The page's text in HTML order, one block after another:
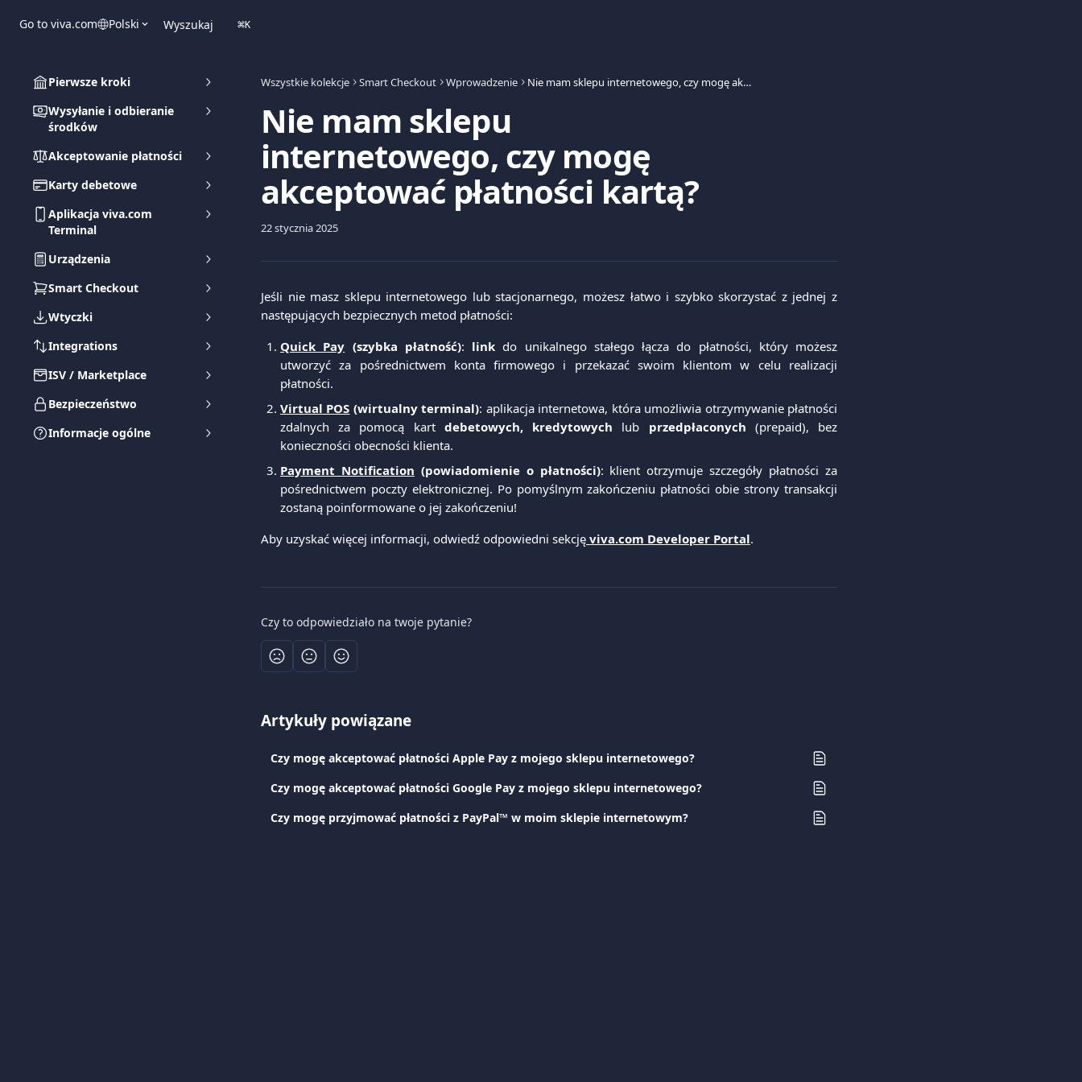
Go to viva.com Polski Wyszukaj ⌘K
Pierwsze kroki
Wysyłanie i odbieranie
środków
Akceptowanie płatności
Karty debetowe
Aplikacja viva.com
Terminal
Urządzenia
Smart Checkout
Wtyczki
Integrations
ISV / Marketplace
Bezpieczeństwo
Informacje ogólne
Wszystkie kolekcje Smart Checkout Wprowadzenie Nie mam sklepu internetowego, czy mogę akceptować płatności kartą?
Nie mam sklepu
internetowego, czy mogę
akceptować płatności kartą?
22 stycznia 2025
Jeśli nie masz sklepu internetowego lub stacjonarnego, możesz łatwo i szybko skorzystać z jednej z
następujących bezpiecznych metod płatności:
Quick Pay (szybka płatność): link do unikalnego stałego łącza do płatności, który możesz
utworzyć za pośrednictwem konta firmowego i przekazać swoim klientom w celu realizacji
płatności.
Virtual POS (wirtualny terminal): aplikacja internetowa, która umożliwia otrzymywanie płatności
zdalnych za pomocą kart debetowych, kredytowych lub przedpłaconych (prepaid), bez
konieczności obecności klienta.
Payment Notification (powiadomienie o płatności): klient otrzymuje szczegóły płatności za
pośrednictwem poczty elektronicznej. Po pomyślnym zakończeniu płatności obie strony transakcji
zostaną poinformowane o jej zakończeniu!
Aby uzyskać więcej informacji, odwiedź odpowiedni sekcję viva.com Developer Portal.
Czy to odpowiedziało na twoje pytanie?
Artykuły powiązane
Czy mogę akceptować płatności Apple Pay z mojego sklepu internetowego?
Czy mogę akceptować płatności Google Pay z mojego sklepu internetowego?
Czy mogę przyjmować płatności z PayPal™ w moim sklepie internetowym?